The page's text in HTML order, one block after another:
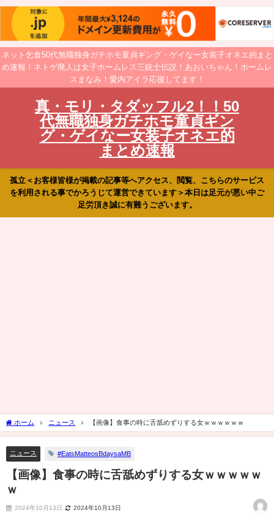
ネット乞食50代無職独身ガチホモ童貞ギング・ゲイなー女装子オネエ的まと
め速報！ネトゲ廃人は女子ホームレス三銃士伝説！あおいちゃん！ホームレ
スまなみ！愛内アイラ応援してます！
真・モリ・タダッフル2！！50
代無職独身ガチホモ童貞ギン
グ・ゲイなー女装子オネエ的
まとめ速報
孤立＜お客様皆様が掲載の記事等へアクセス、閲覧、こちらのサービス
を利用される事でかろうじて運営できています＞本日は足元が悪い中ご
足労頂き誠に有難うございます。
ホーム ニュース 【画像】食事の時に舌舐めずりする女ｗｗｗｗｗｗ
ニュース #EatsMatteosBdaysaMB
【画像】食事の時に舌舐めずりする女ｗｗｗｗｗ
ｗ
2024年10月13日 2024年10月13日